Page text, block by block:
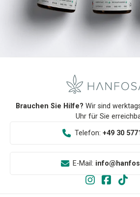
Brauchen Sie Hilfe? Wir sind
Uhr für Sie
Telefon: +49 30
E-Mail: